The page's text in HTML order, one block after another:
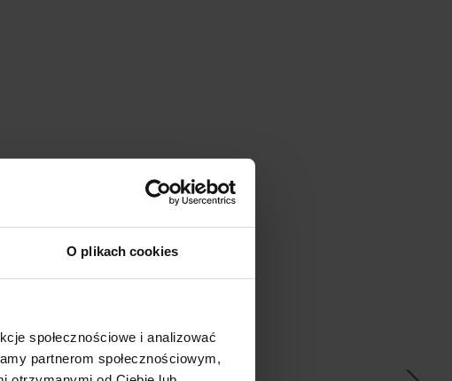
O plikach cookies
społecznościowe i analizować
partnerom społecznościowym,